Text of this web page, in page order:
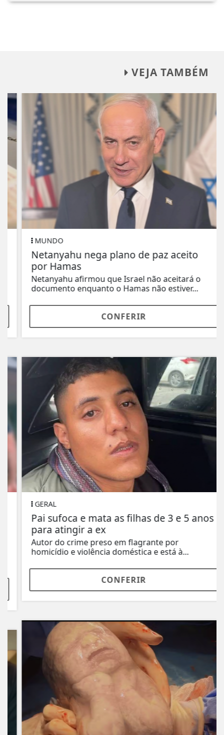
VEJA TAMBÉM
MUNDO
Netanyahu nega plano de paz aceito
por Hamas
Netanyahu afirmou que Israel não aceitará o
documento enquanto o Hamas não estiver...
CONFERIR
GERAL
Pai sufoca e mata as filhas de 3 e 5 anos
para atingir a ex
Autor do crime preso em flagrante por
homicídio e violência doméstica e está à...
CONFERIR